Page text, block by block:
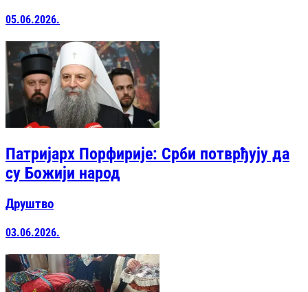
05.06.2026.
Патријарх Порфирије: Срби потврђују да
су Божији народ
Друштво
03.06.2026.